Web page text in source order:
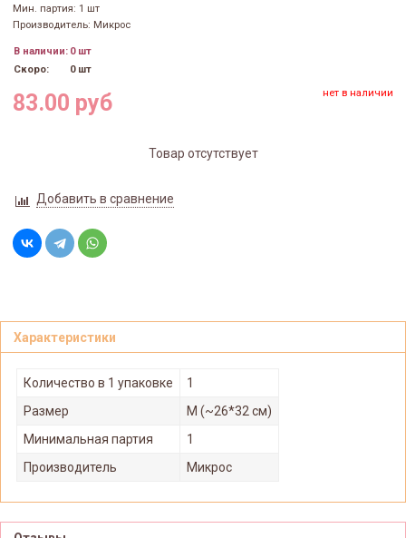
Мин. партия: 1 шт
Производитель: Микрос
В наличии: 0 шт
Скоро:
0 шт
83.00 руб нет в наличии
Товар отсутствует
Добавить в сравнение
Характеристики
Количество в 1 упаковке
1
Размер
M (~26*32 см)
Минимальная партия
1
Производитель
Микрос